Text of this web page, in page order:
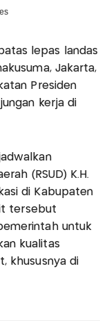
lepas landas
Jakarta,
Presiden
kerja di
(RSUD) K.H.
di Kabupaten
tersebut
untuk
kualitas
khususnya di